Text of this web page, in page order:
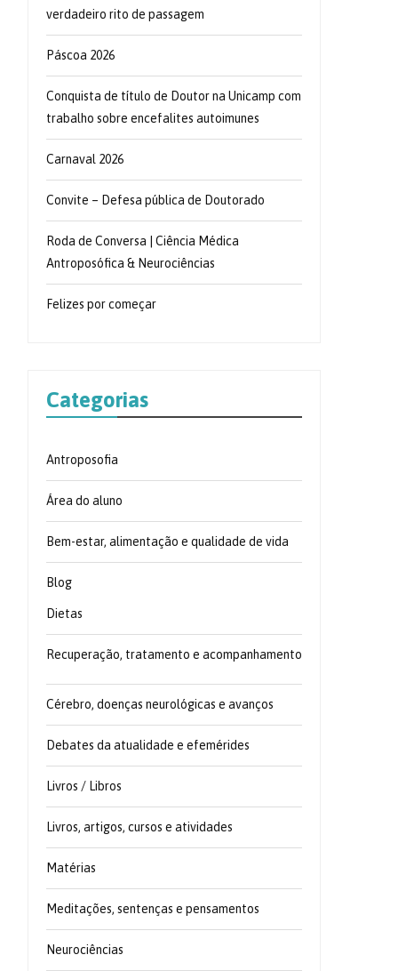
verdadeiro rito de passagem
Páscoa 2026
Conquista de título de Doutor na Unicamp com
trabalho sobre encefalites autoimunes
Carnaval 2026
Convite – Defesa pública de Doutorado
Roda de Conversa | Ciência Médica
Antroposófica & Neurociências
Felizes por começar
Categorias
Antroposofia
Área do aluno
Bem-estar, alimentação e qualidade de vida
Blog
Dietas
Recuperação, tratamento e acompanhamento
Cérebro, doenças neurológicas e avanços
Debates da atualidade e efemérides
Livros / Libros
Livros, artigos, cursos e atividades
Matérias
Meditações, sentenças e pensamentos
Neurociências